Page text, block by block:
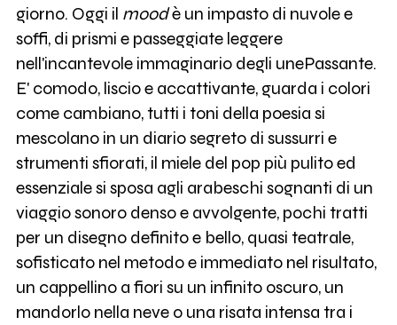
giorno. Oggi il moodè un impasto di nuvole e
soffi, di prismi e passeggiate leggere
nell'incantevole immaginario degli unePassante.
E' comodo, liscio e accattivante, guarda i colori
come cambiano, tutti i toni della poesia si
mescolano in un diario segreto di sussurri e
strumenti sfiorati, il miele del pop più pulito ed
essenziale si sposa agli arabeschi sognanti di un
viaggio sonoro denso e avvolgente, pochi tratti
per un disegno definito e bello, quasi teatrale,
sofisticato nel metodo e immediato nel risultato,
un cappellino a fiori su un infinito oscuro, un
mandorlo nella neve o una risata intensa tra i